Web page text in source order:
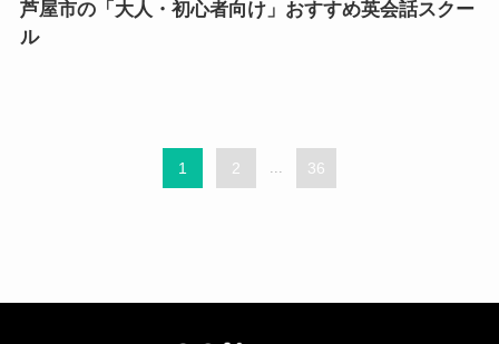
芦屋市の「大人・初心者向け」おすすめ英会話スクー
ル
1 2 ... 36